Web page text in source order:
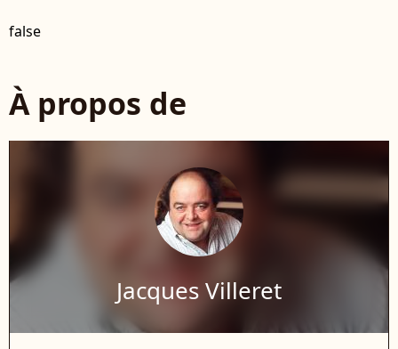
false
À propos de
Jacques Villeret